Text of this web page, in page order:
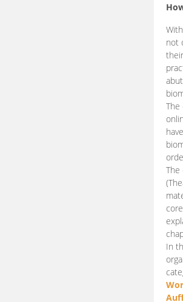
not
The
In